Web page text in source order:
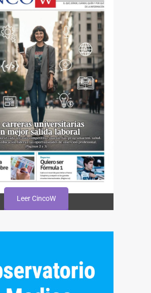
Leer CincoW